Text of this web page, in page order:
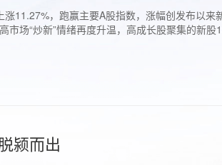
11.27%，跑赢主要A股指数，涨幅创发布以来
场“炒新”情绪再度升温，高成长股聚集的新
颍而出